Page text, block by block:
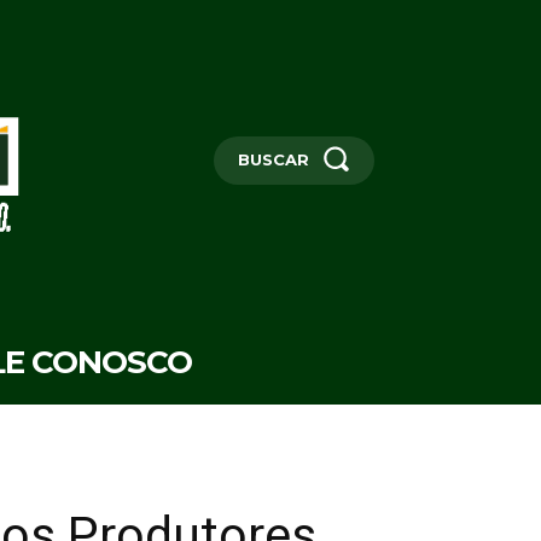
BUSCAR
CONOSCO